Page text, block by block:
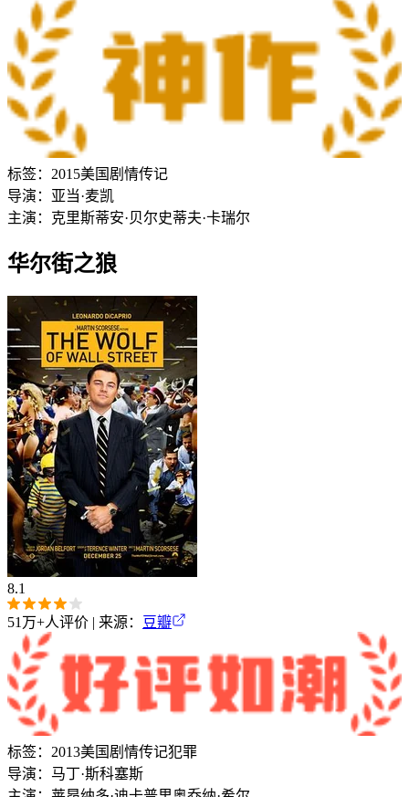
标签： 2015美国剧情传记
导演： 亚当·麦凯
主演： 克里斯蒂安·贝尔史蒂夫·卡瑞尔
华尔街之狼
8.1
51万+人评价 | 来源： 豆瓣
标签： 2013美国 剧情传记犯罪
导演： 马丁·斯科塞斯